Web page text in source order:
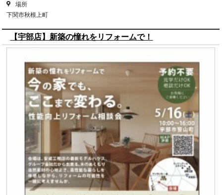
場所
下関市秋根上町
【宇部店】新築の憧れをリフォームで！